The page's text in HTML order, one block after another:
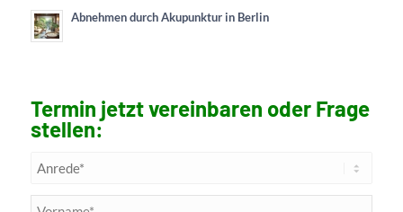
Abnehmen durch Akupunktur in Berlin
Termin jetzt vereinbaren oder Frage
stellen: